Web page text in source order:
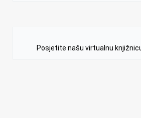
Posjetite našu virtualnu